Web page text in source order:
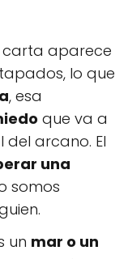
aparece
lo que
, esa
que va a
arcano. El
una
somos
un mar o un